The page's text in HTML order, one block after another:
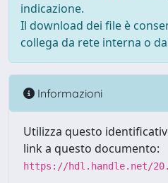
indicazione.
Il download dei file è
collega da rete interna o da
Informazioni
Utilizza questo
link a questo documento:
https://hdl.handle.net/